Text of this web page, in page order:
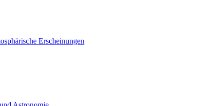
Erscheinungen